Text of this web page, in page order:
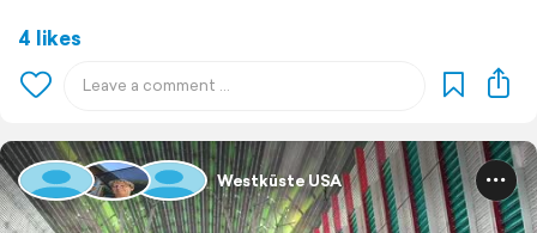
4 likes
Westküste USA